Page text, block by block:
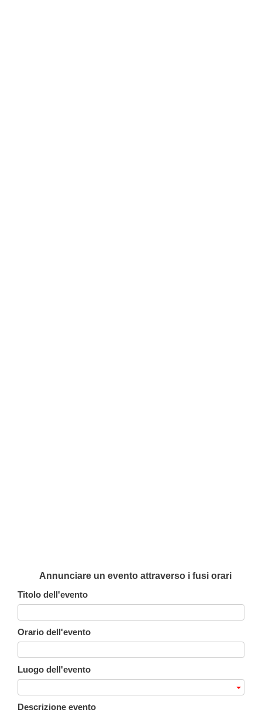
Annunciare un evento attraverso i fusi orari
Titolo dell'evento
Orario dell'evento
Luogo dell'evento
Descrizione evento